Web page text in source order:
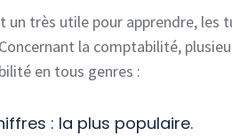
très utile pour apprendre, les
la comptabilité,
en tous genres :
: la plus populaire.